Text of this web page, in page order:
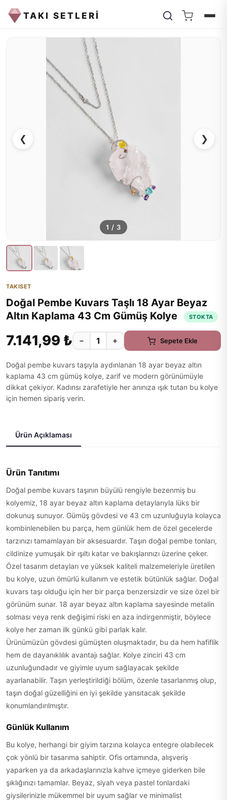
TAKI SETLERİ
❮ ❯
1 / 3
TAKISET
Doğal Pembe Kuvars Taşlı 18 Ayar Beyaz
Altın Kaplama 43 Cm Gümüş Kolye
STOKTA
7.141,99 ₺ − + Sepete Ekle
Doğal pembe kuvars taşıyla aydınlanan 18 ayar beyaz altın
kaplama 43 cm gümüş kolye, zarif ve modern görünümüyle
dikkat çekiyor. Kadınsı zarafetiyle her anınıza ışık tutan bu kolye
için hemen sipariş verin.
Ürün Açıklaması
Ürün Tanıtımı
Doğal pembe kuvars taşının büyülü rengiyle bezenmiş bu
kolyemiz, 18 ayar beyaz altın kaplama detaylarıyla lüks bir
dokunuş sunuyor. Gümüş gövdesi ve 43 cm uzunluğuyla kolayca
kombinlenebilen bu parça, hem günlük hem de özel gecelerde
tarzınızı tamamlayan bir aksesuardır. Taşın doğal pembe tonları,
cildinize yumuşak bir ışıltı katar ve bakışlarınızı üzerine çeker.
Özel tasarım detayları ve yüksek kaliteli malzemeleriyle üretilen
bu kolye, uzun ömürlü kullanım ve estetik bütünlük sağlar. Doğal
kuvars taşı olduğu için her bir parça benzersizdir ve size özel bir
görünüm sunar. 18 ayar beyaz altın kaplama sayesinde metalin
solması veya renk değişimi riski en aza indirgenmiştir, böylece
kolye her zaman ilk günkü gibi parlak kalır.
Ürünümüzün gövdesi gümüşten oluşmaktadır, bu da hem hafiflik
hem de dayanıklılık avantajı sağlar. Kolye zinciri 43 cm
uzunluğundadır ve giyimle uyum sağlayacak şekilde
ayarlanabilir. Taşın yerleştirildiği bölüm, özenle tasarlanmış olup,
taşın doğal güzelliğini en iyi şekilde yansıtacak şekilde
konumlandırılmıştır.
Günlük Kullanım
Bu kolye, herhangi bir giyim tarzına kolayca entegre olabilecek
çok yönlü bir tasarıma sahiptir. Ofis ortamında, alışveriş
yaparken ya da arkadaşlarınızla kahve içmeye giderken bile
şıklığınızı tamamlar. Beyaz, siyah veya pastel tonlardaki
giysilerinizle mükemmel bir uyum sağlar ve minimalist